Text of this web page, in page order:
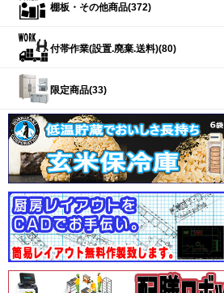
棚板・その他商品(372)
付帯作業(設置.廃棄.送料)(80)
限定商品(33)